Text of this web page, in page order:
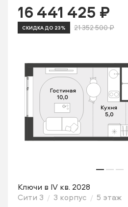
16 441 425 ₽
СКИДКА ДО 23% 21 352 500 ₽
Ключи в IV кв. 2028
Сити 3
3 корпус 5 этаж